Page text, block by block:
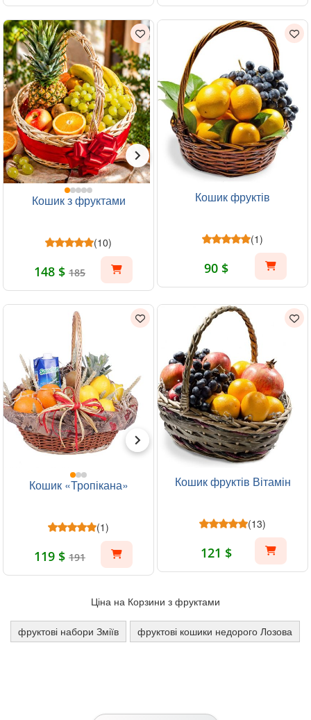
Кошик з фруктами
(10)
148 $ 185
Кошик фруктів
(1)
90 $
Кошик «Тропікана»
(1)
119 $ 191
Кошик фруктів Вітамін
(13)
121 $
Ціна на Корзини з фруктами
фруктові набори Зміїв фруктові кошики недорого Лозова